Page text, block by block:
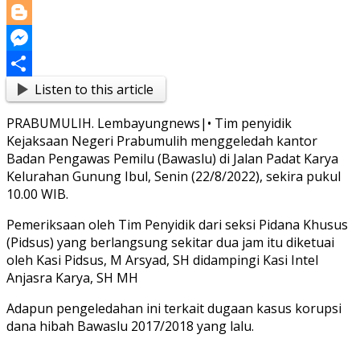
Copy
Link
Blogger
Messenger
ShareListen to this article
PRABUMULIH. Lembayungnews|• Tim penyidik
Kejaksaan Negeri Prabumulih menggeledah kantor
Badan Pengawas Pemilu (Bawaslu) di Jalan Padat Karya
Kelurahan Gunung Ibul, Senin (22/8/2022), sekira pukul
10.00 WIB.
Pemeriksaan oleh Tim Penyidik dari seksi Pidana Khusus
(Pidsus) yang berlangsung sekitar dua jam itu diketuai
oleh Kasi Pidsus, M Arsyad, SH didampingi Kasi Intel
Anjasra Karya, SH MH
Adapun pengeledahan ini terkait dugaan kasus korupsi
dana hibah Bawaslu 2017/2018 yang lalu.